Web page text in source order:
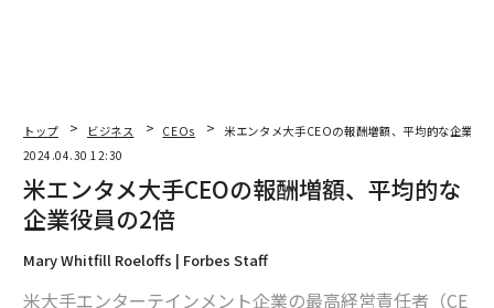
翻訳・編集＝遠藤宗生
トップ ビジネス CEOs
米エンタメ大手CEOの報酬増額、平均的な企業役
2024.04.30 12:30
米エンタメ大手CEOの報酬増額、平均的な
企業役員の2倍
Mary Whitfill Roeloffs | Forbes Staff
米大手エンターテインメント企業の最高経営責任者（CE